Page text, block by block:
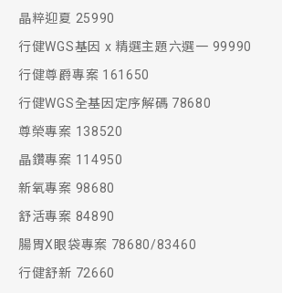
晶粹迎夏 25990
行健WGS基因 x 精選主題六選一 99990
行健尊爵專案 161650
行健WGS全基因定序解碼 78680
尊榮專案 138520
晶鑽專案 114950
新氧專案 98680
舒活專案 84890
腸胃X眼袋專案 78680/83460
行健舒新 72660